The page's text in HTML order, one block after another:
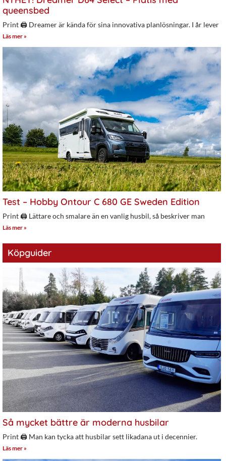
queensbed
Print 🖨 Dreamer är kända för sina innovativa planlösningar. I år lever
Läs mer »
Test – Hobby Ontour C 680 GE Sweden Edition
Print 🖨 Lättare och smalare än en vanlig husbil, så beskriver man
Läs mer »
Köpguider
Så mycket bättre är moderna husbilar
Print 🖨 Man kan tycka att husbilar sett likadana ut i decennier.
Läs mer »